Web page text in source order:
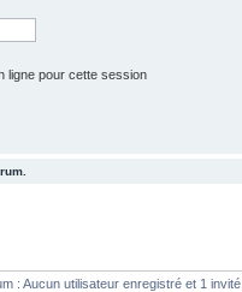
ligne pour cette session
: Aucun utilisateur enregistré et 1 invité